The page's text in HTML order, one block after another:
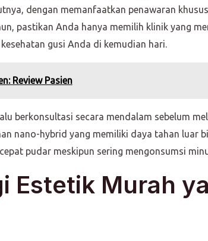
dengan memanfaatkan penawaran
pastikan Anda hanya memilih klinik yang
gusi Anda di kemudian hari.
Review Pasien
berkonsultasi secara mendalam sebelum
nano-hybrid yang memiliki daya tahan luar
pudar meskipun sering mengonsumsi
Estetik Murah